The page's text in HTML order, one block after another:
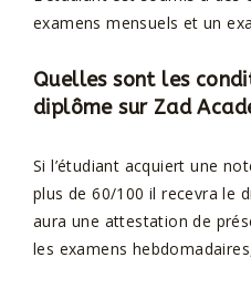
examens mensuels et un
Quelles sont les
diplôme sur Zad
Si l’étudiant acquiert une
plus de 60/100 il recevra le
aura une attestation de
les examens